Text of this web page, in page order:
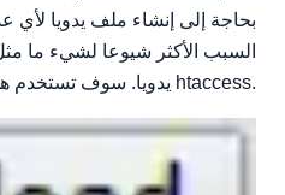
بحاجة إلى إنشاء ملف يدويا لأي
السبب الأكثر شيوعا لشيء ما
.htaccess يدويا. سوف تستخدم هذا الزر.